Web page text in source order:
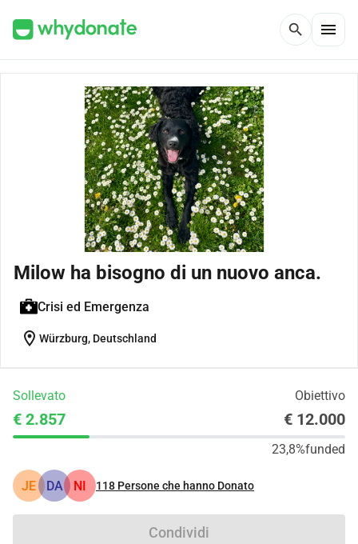
search menu
Milow ha bisogno di un nuovo anca.
Crisi ed Emergenza
location_on Würzburg, Deutschland
Sollevato Obiettivo
€ 2.857 € 12.000
23,8%funded
JE DA NI 118 Persone che hanno Donato
Condividi